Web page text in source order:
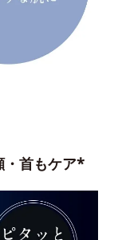
首もケア*